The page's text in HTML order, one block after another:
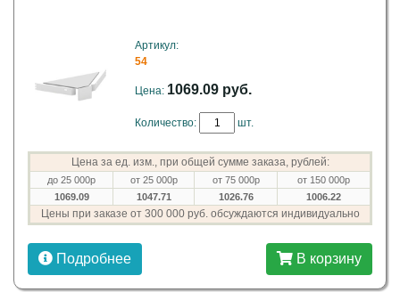
Артикул:
54
Цена: 1069.09 руб.
Количество: шт.
Цена за ед. изм., при общей сумме заказа, рублей:
до 25 000р от 25 000р от 75 000р
от 150 000р
1069.09
1047.71 1026.76 1006.22
Цены при заказе от 300 000 руб. обсуждаются индивидуально
Подробнее В корзину